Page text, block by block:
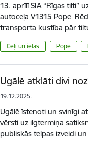
13. aprīlī SIA “Rīgas tilti”
autoceļa V1315
transporta kustība pār
Ceļi un ielas Pope
Ugālē atklāti divi
19.12.2025.
Ugālē īstenoti un svinīgi
vērsti uz ilgtermiņa
publiskās telpas izveidi